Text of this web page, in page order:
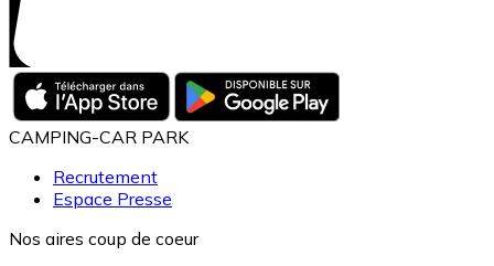
CAMPING-CAR PARK
Recrutement
Espace Presse
Nos aires coup de coeur